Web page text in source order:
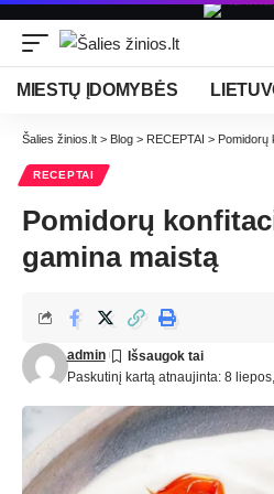
MIESTŲ ĮDOMYBĖS
Šalies žinios.lt > Blog > RECEPTAI > Pomidorų
RECEPTAI
Pomidorų
gamina maistą
Paskutinį kartą atnaujinta: 8
admin